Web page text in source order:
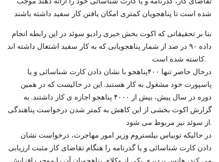
شده است تا پناهجویان کمتری امکان یافتن کار سفید داشته باشند
بنا بر تحقیقاتی که اکوت بخش خبری رادیو سوئد در این رابطه انجام
داده ۹۰ در صد از شمار پناهجویانی که به کار سفید اشتغال داشته اند
کاسته شده است.
درحال حاضر تنها ۴۰۰‌پناهجو با نشان دادن کارت شناسائی و یا
پاسپورت خود مشغول به کار هستند. این در حالیست که در همین
دوره در سال پیش، بیش از ۴۰۰۰ پناهجو اجازه ی کار داشتند. به
گزارش اکوت بخشی از این کاهش به کمتر شدن درخواست پناهندگی
از سوئد نیز مربوط می شود.
در حالیکه توبیاس بیلستروم وزیر امور مهاجرت، درخواست نشان
دادن کارت شناسائی و یا گذرنامه را هنگام تقاضای کار مثبت ارزیابی
می کند، هانس بردبری یکی از وکلای پناهجویان آن را موجب افزایش